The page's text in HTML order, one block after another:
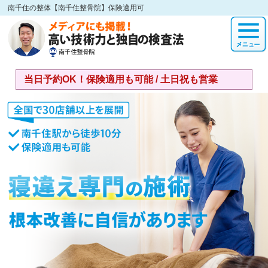
南千住の整体【南千住整骨院】保険適用可
当日予約OK！保険適用も可能 / 土日祝も営業